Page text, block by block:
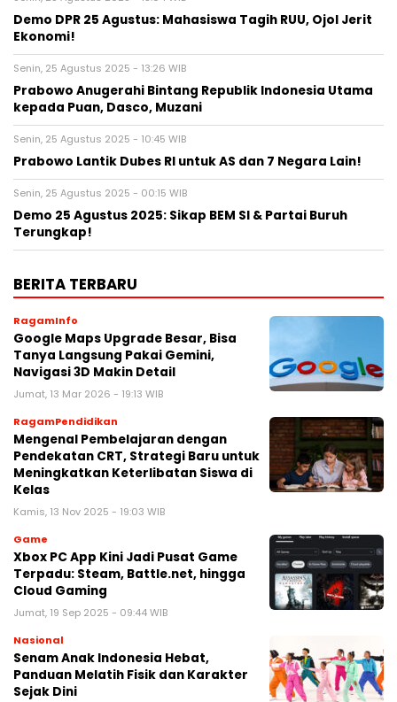
Demo DPR 25 Agustus: Mahasiswa Tagih RUU, Ojol Jerit
Ekonomi!
Senin, 25 Agustus 2025 - 13:26 WIB
Prabowo Anugerahi Bintang Republik Indonesia Utama
kepada Puan, Dasco, Muzani
Senin, 25 Agustus 2025 - 10:45 WIB
Prabowo Lantik Dubes RI untuk AS dan 7 Negara Lain!
Senin, 25 Agustus 2025 - 00:15 WIB
Demo 25 Agustus 2025: Sikap BEM SI & Partai Buruh
Terungkap!
BERITA TERBARU
RagamInfo
Google Maps Upgrade Besar, Bisa
Tanya Langsung Pakai Gemini,
Navigasi 3D Makin Detail
Jumat, 13 Mar 2026 - 19:13 WIB
RagamPendidikan
Mengenal Pembelajaran dengan
Pendekatan CRT, Strategi Baru untuk
Meningkatkan Keterlibatan Siswa di
Kelas
Kamis, 13 Nov 2025 - 19:03 WIB
Game
Xbox PC App Kini Jadi Pusat Game
Terpadu: Steam, Battle.net, hingga
Cloud Gaming
Jumat, 19 Sep 2025 - 09:44 WIB
Nasional
Senam Anak Indonesia Hebat,
Panduan Melatih Fisik dan Karakter
Sejak Dini